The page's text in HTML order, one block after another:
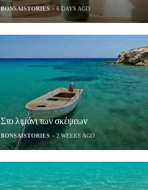
BONSAISTORIES 6 DAYS AGO
Στο λιμάνι των σκέψεων
BONSAISTORIES 2 WEEKS AGO